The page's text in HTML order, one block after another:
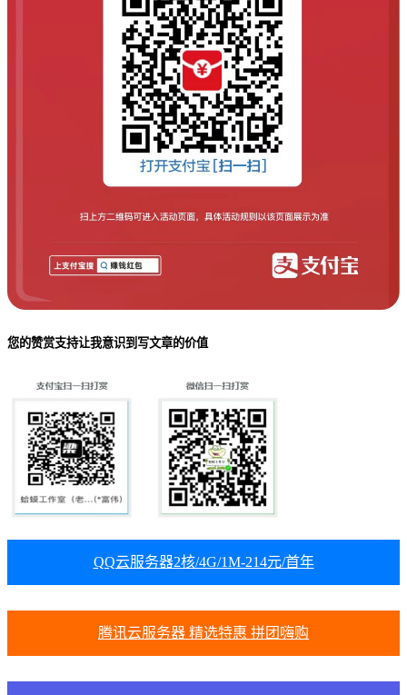
您的赞赏支持让我意识到写文章的价值
QQ云服务器2核/4G/1M-214元/首年
腾讯云服务器 精选特惠 拼团嗨购